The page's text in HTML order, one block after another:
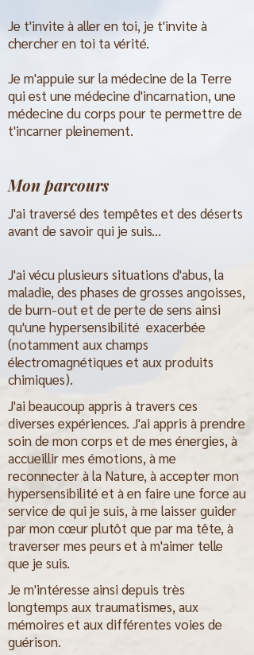
Je t'invite à aller en toi, je t'invite à
chercher en toi ta vérité.
Je m'appuie sur la médecine de la Terre
qui est une médecine d'incarnation, une
médecine du corps pour te permettre de
t'incarner pleinement.
Mon parcours
J'ai traversé des tempêtes et des déserts
avant de savoir qui je suis...
J'ai vécu plusieurs situations d'abus, la
maladie, des phases de grosses angoisses,
de burn-out et de perte de sens ainsi
qu'une hypersensibilité exacerbée
(notamment aux champs
électromagnétiques et aux produits
chimiques).
J'ai beaucoup appris à travers ces
diverses expériences. J'ai appris à prendre
soin de mon corps et de mes énergies, à
accueillir mes émotions, à me
reconnecter à la Nature, à accepter mon
hypersensibilité et à en faire une force au
service de qui je suis, à me laisser guider
par mon cœur plutôt que par ma tête, à
traverser mes peurs et à m'aimer telle
que je suis.
​​Je m'intéresse ainsi depuis très
longtemps aux traumatismes, aux
mémoires et aux différentes voies de
guérison.